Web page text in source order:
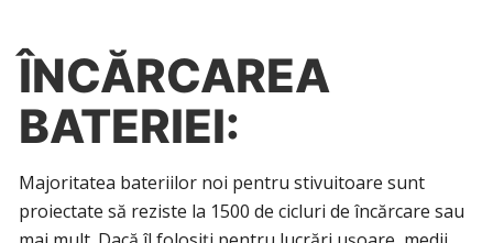
ÎNCĂRCAREA
BATERIEI:
Majoritatea bateriilor noi pentru stivuitoare sunt
proiectate să reziste la 1500 de cicluri de încărcare sau